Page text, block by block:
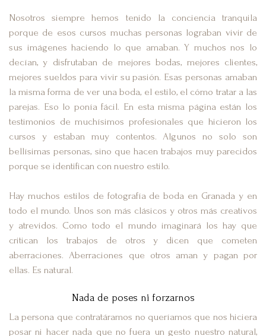
Nosotros siempre hemos tenido la conciencia tranquila
porque de esos cursos muchas personas lograban vivir de
sus imágenes haciendo lo que amaban. Y muchos nos lo
decían, y disfrutaban de mejores bodas, mejores clientes,
mejores sueldos para vivir su pasión. Esas personas amaban
la misma forma de ver una boda, el estilo, el cómo tratar a las
parejas. Eso lo ponía fácil. En esta misma página están los
testimonios de muchísimos profesionales que hicieron los
cursos y estaban muy contentos. Algunos no solo son
bellísimas personas, sino que hacen trabajos muy parecidos
porque se identifican con nuestro estilo.
Hay muchos estilos de fotografía de boda en Granada y en
todo el mundo. Unos son más clásicos y otros más creativos
y atrevidos. Como todo el mundo imaginará los hay que
critican los trabajos de otros y dicen que cometen
aberraciones. Aberraciones que otros aman y pagan por
ellas. Es natural.
Nada de poses ni forzarnos
La persona que contratáramos no queríamos que nos hiciera
posar ni hacer nada que no fuera un gesto nuestro natural,